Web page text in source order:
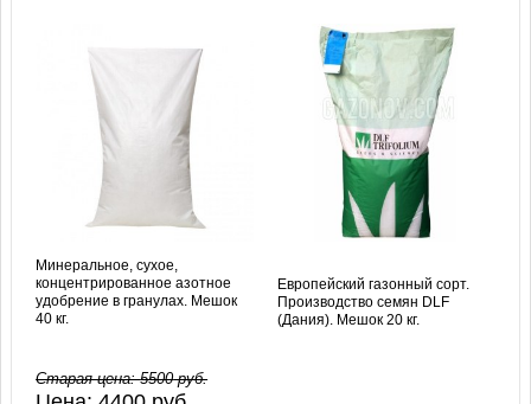
Минеральное, сухое,
концентрированное азотное
удобрение в гранулах. Мешок
40 кг.
Старая цена:5500руб.
Европейский газонный сорт.
Производство семян DLF
(Дания). Мешок 20 кг.